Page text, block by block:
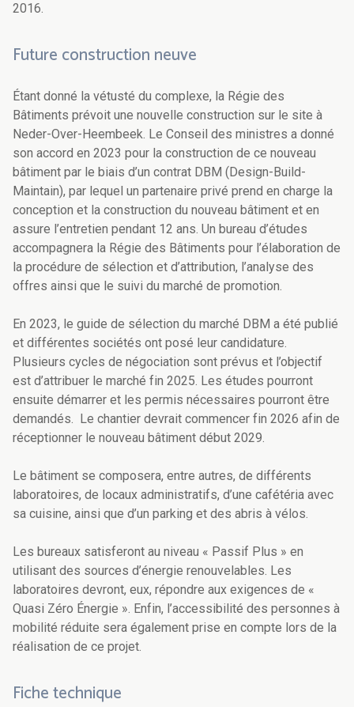
2016.
Future construction neuve
Étant donné la vétusté du complexe, la Régie des
Bâtiments prévoit une nouvelle construction sur le site à
Neder-Over-Heembeek. Le Conseil des ministres a donné
son accord en 2023 pour la construction de ce nouveau
bâtiment par le biais d’un contrat DBM (Design-Build-
Maintain), par lequel un partenaire privé prend en charge la
conception et la construction du nouveau bâtiment et en
assure l’entretien pendant 12 ans. Un bureau d’études
accompagnera la Régie des Bâtiments pour l’élaboration de
la procédure de sélection et d’attribution, l’analyse des
offres ainsi que le suivi du marché de promotion.
En 2023, le guide de sélection du marché DBM a été publié
et différentes sociétés ont posé leur candidature.
Plusieurs cycles de négociation sont prévus et l’objectif
est d’attribuer le marché fin 2025. Les études pourront
ensuite démarrer et les permis nécessaires pourront être
demandés. Le chantier devrait commencer fin 2026 afin de
réceptionner le nouveau bâtiment début 2029.
Le bâtiment se composera, entre autres, de différents
laboratoires, de locaux administratifs, d’une cafétéria avec
sa cuisine, ainsi que d’un parking et des abris à vélos.
Les bureaux satisferont au niveau « Passif Plus » en
utilisant des sources d’énergie renouvelables. Les
laboratoires devront, eux, répondre aux exigences de «
Quasi Zéro Énergie ». Enfin, l’accessibilité des personnes à
mobilité réduite sera également prise en compte lors de la
réalisation de ce projet.
Fiche technique